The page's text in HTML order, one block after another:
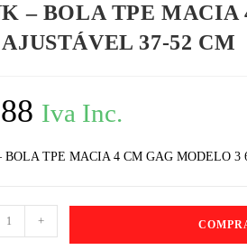
– BOLA TPE MACIA
37-52 CM
Iva Inc.
BOLA TPE MACIA 4 CM GAG MODELO 3
+